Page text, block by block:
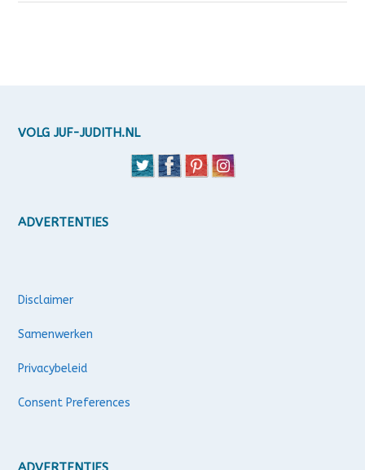
VOLG JUF-JUDITH.NL
ADVERTENTIES
Disclaimer
Samenwerken
Privacybeleid
Consent Preferences